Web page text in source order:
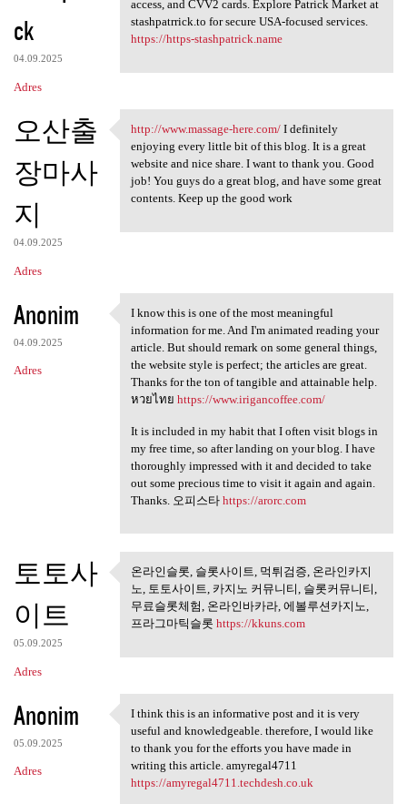
ck
04.09.2025
Adres
access, and CVV2 cards. Explore Patrick Market at
stashpatrrick.to for secure USA-focused services.
https://https-stashpatrick.name
오산출
장마사
지
04.09.2025
Adres
http://www.massage-here.com/
http://www.massage-here.com/I definitely
enjoying every little bit of this blog. It is a great
website and nice share. I want to thank you. Good
job! You guys do a great blog, and have some great
contents. Keep up the good work
Anonim
04.09.2025
Adres
I know this is one of the
I know this is one of the most meaningful
information for me. And I'm animated reading your
article. But should remark on some general things,
the website style is perfect; the articles are great.
Thanks for the ton of tangible and attainable help.
หวยไทย https://www.irigancoffee.com/
It is included in my habit that I often visit blogs in
my free time, so after landing on your blog. I have
thoroughly impressed with it and decided to take
out some precious time to visit it again and again.
Thanks. 오피스타 https://arorc.com
토토사
이트
05.09.2025
Adres
온라인슬롯, 슬롯사이트, 먹튀검
증, 온라인카지노,
온라인슬롯, 슬롯사이트, 먹튀검증, 온라인카지
노, 토토사이트, 카지노 커뮤니티, 슬롯커뮤니티,
무료슬롯체험, 온라인바카라, 에볼루션카지노,
프라그마틱슬롯 https://kkuns.com
Anonim
05.09.2025
Adres
I think this is an
I think this is an informative post and it is very
useful and knowledgeable. therefore, I would like
to thank you for the efforts you have made in
writing this article. amyregal4711
https://amyregal4711.techdesh.co.uk